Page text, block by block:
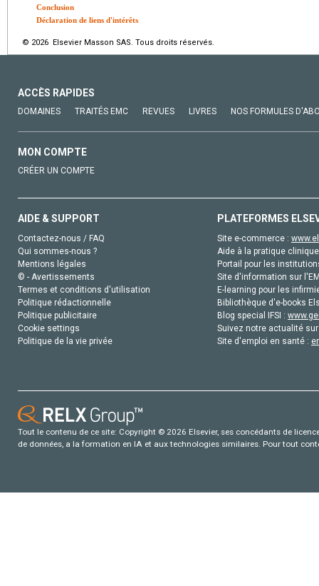
Conclusion
Déclaration de liens d'intérêts
© 2026 Elsevier Masson SAS. Tous droits réservés.
ACCÈS RAPIDES
DOMAINES TRAITÉS EMC REVUES LIVRES NOS FORMULES
MON COMPTE
CRÉER UN COMPTE
AIDE & SUPPORT
Contactez-nous / FAQ
Qui sommes-nous ?
Mentions légales
© - Avertissements
Termes et conditions d'utilisation
Politique rédactionnelle
Politique publicitaire
Cookie settings
Politique de la vie privée
PLATEFORMES
Site e-commerce :
Aide à la pratique
Portail pour les
Site d'information sur
E-learning pour les
Bibliothèque d'e-books
Blog special IFSI :
Suivez notre actualité
Site d'emploi en santé :
Tout le contenu de ce site: Copyright © 2026 Elsevier, ses concédants de
de données, a la formation en IA et aux technologies similaires. Pour tout